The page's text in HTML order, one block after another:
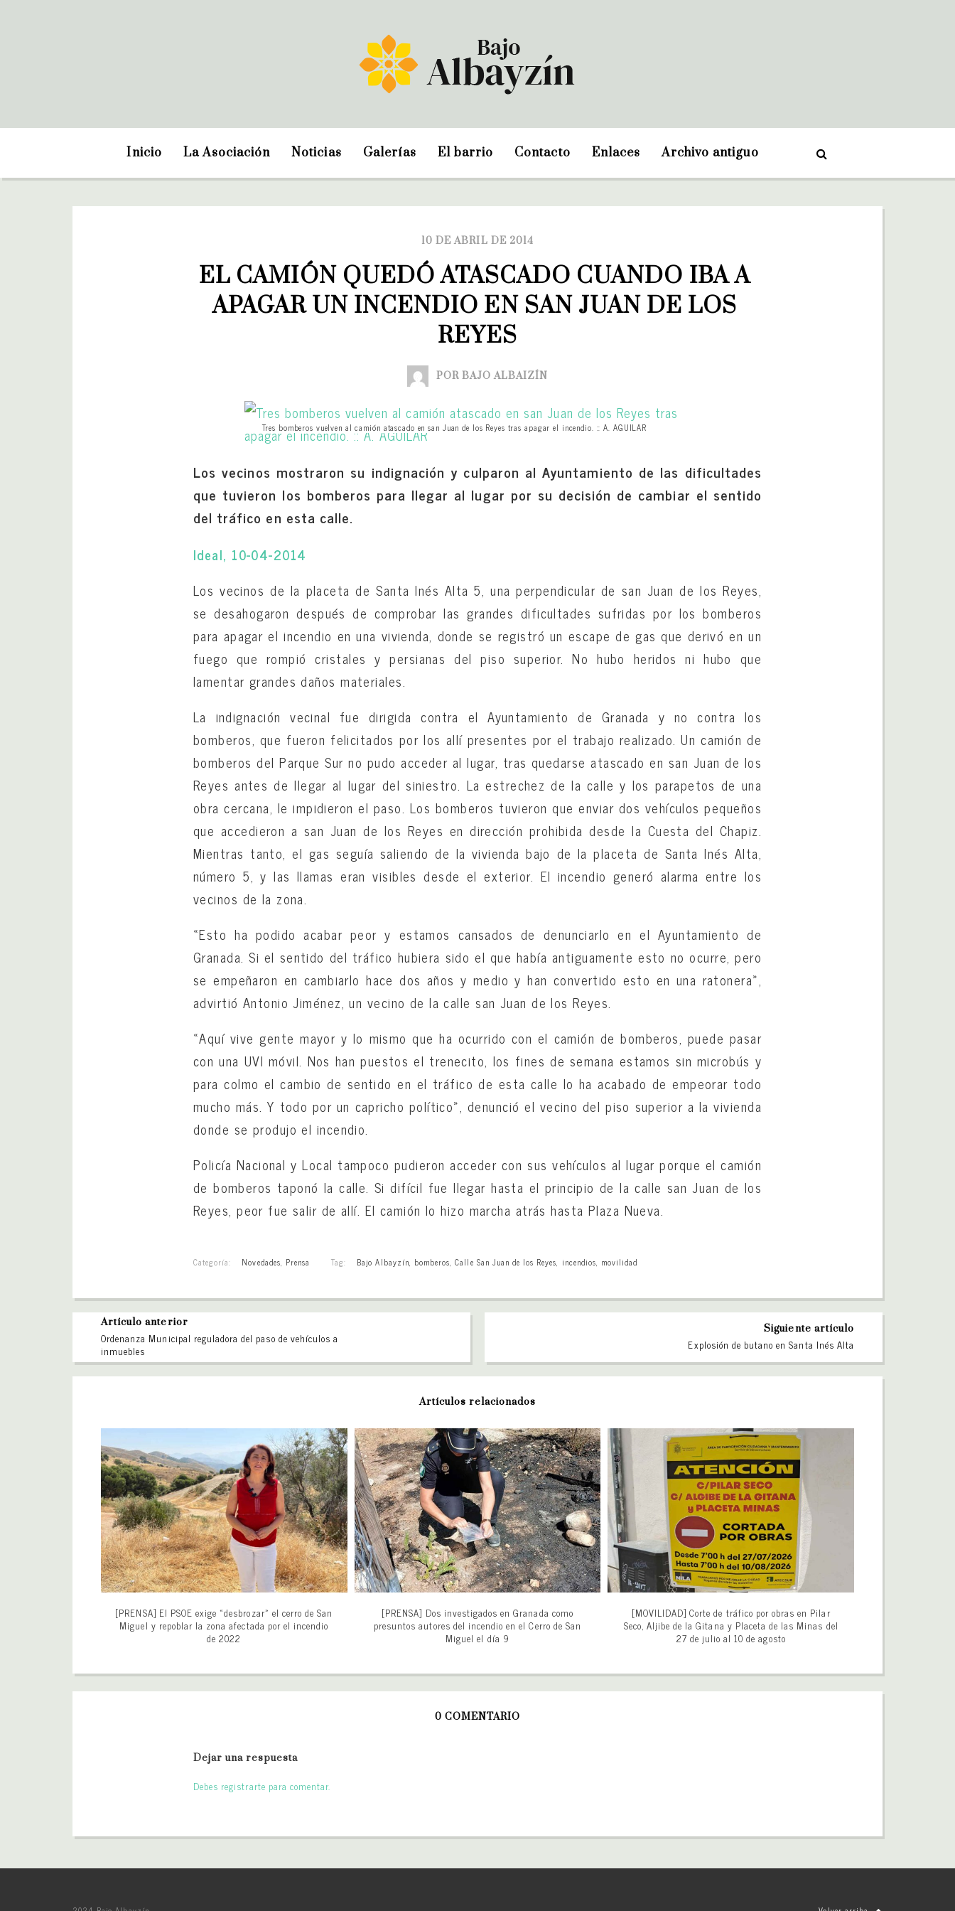
Inicio La Asociación Noticias Galerías El barrio Contacto Enlaces Archivo antiguo
10 DE ABRIL DE 2014
EL CAMIÓN QUEDÓ ATASCADO CUANDO IBA A
APAGAR UN INCENDIO EN SAN JUAN DE LOS
REYES
POR BAJO ALBAIZÍN
Tres bomberos vuelven al camión atascado en san Juan de los Reyes tras apagar el incendio. :: A. AGUILAR
Los vecinos mostraron su indignación y culparon al Ayuntamiento de las dificultades
que tuvieron los bomberos para llegar al lugar por su decisión de cambiar el sentido
del tráfico en esta calle.
Ideal, 10-04-2014
Los vecinos de la placeta de Santa Inés Alta 5, una perpendicular de san Juan de los Reyes,
se desahogaron después de comprobar las grandes dificultades sufridas por los bomberos
para apagar el incendio en una vivienda, donde se registró un escape de gas que derivó en un
fuego que rompió cristales y persianas del piso superior. No hubo heridos ni hubo que
lamentar grandes daños materiales.
La indignación vecinal fue dirigida contra el Ayuntamiento de Granada y no contra los
bomberos, que fueron felicitados por los allí presentes por el trabajo realizado. Un camión de
bomberos del Parque Sur no pudo acceder al lugar, tras quedarse atascado en san Juan de los
Reyes antes de llegar al lugar del siniestro. La estrechez de la calle y los parapetos de una
obra cercana, le impidieron el paso. Los bomberos tuvieron que enviar dos vehículos pequeños
que accedieron a san Juan de los Reyes en dirección prohibida desde la Cuesta del Chapiz.
Mientras tanto, el gas seguía saliendo de la vivienda bajo de la placeta de Santa Inés Alta,
número 5, y las llamas eran visibles desde el exterior. El incendio generó alarma entre los
vecinos de la zona.
«Esto ha podido acabar peor y estamos cansados de denunciarlo en el Ayuntamiento de
Granada. Si el sentido del tráfico hubiera sido el que había antiguamente esto no ocurre, pero
se empeñaron en cambiarlo hace dos años y medio y han convertido esto en una ratonera»,
advirtió Antonio Jiménez, un vecino de la calle san Juan de los Reyes.
«Aquí vive gente mayor y lo mismo que ha ocurrido con el camión de bomberos, puede pasar
con una UVI móvil. Nos han puestos el trenecito, los fines de semana estamos sin microbús y
para colmo el cambio de sentido en el tráfico de esta calle lo ha acabado de empeorar todo
mucho más. Y todo por un capricho político», denunció el vecino del piso superior a la vivienda
donde se produjo el incendio.
Policía Nacional y Local tampoco pudieron acceder con sus vehículos al lugar porque el camión
de bomberos taponó la calle. Si difícil fue llegar hasta el principio de la calle san Juan de los
Reyes, peor fue salir de allí. El camión lo hizo marcha atrás hasta Plaza Nueva.
Categoría: Novedades Prensa Tag: Bajo Albayzín bomberos ,Calle San Juan de los Reyes incendios movilidad
Artículo anterior
Ordenanza Municipal reguladora del paso de vehículos a
inmuebles
Siguiente artículo
Explosión de butano en Santa Inés Alta
Artículos relacionados
[PRENSA] El PSOE exige «desbrozar» el cerro de San
Miguel y repoblar la zona afectada por el incendio
de 2022
[PRENSA] Dos investigados en Granada como
presuntos autores del incendio en el Cerro de San
Miguel el día 9
[MOVILIDAD] Corte de tráfico por obras en Pilar
Seco, Aljibe de la Gitana y Placeta de las Minas del
27 de julio al 10 de agosto
0 COMENTARIO
Dejar una respuesta
Debes registrarte para comentar.